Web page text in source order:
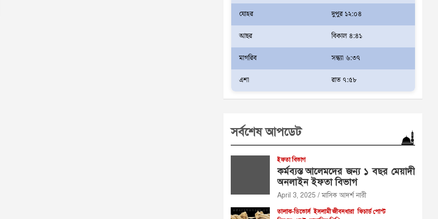
যোহর দুপুর ১২:০৪
আছর বিকাল ৪:৪১
মাগরিব সন্ধ্যা ৬:৩৭
এশা রাত ৭:৫৮
সর্বশেষ আপডেট
ইফতা বিভাগ
কর্মব্যস্ত আলেমদের জন্য ১ বছর মেয়াদী
অনলাইন ইফতা বিভাগ
April 3, 2025 মাসিক আদর্শ নারী
তালাক-ডিভোর্স ইসলামী জীবনধারা ফিচার্ড পোস্ট